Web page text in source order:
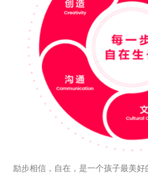
励步相信，自在，是一个孩子最美